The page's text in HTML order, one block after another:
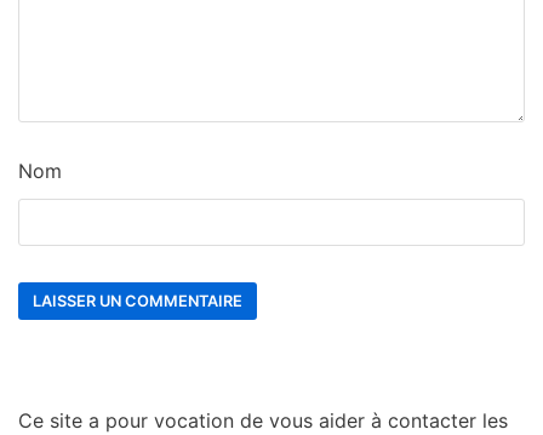
Nom
Ce site a pour vocation de vous aider à contacter les